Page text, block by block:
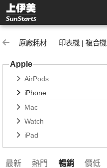
iPhone | 上伊美辦公用品網
原廠耗材 印表機 | 複合機
Apple
AirPods
iPhone
Mac
Watch
iPad
最新 熱門 暢銷 價低